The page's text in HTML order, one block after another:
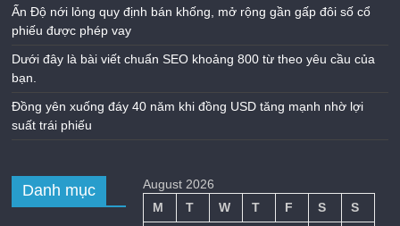
Ấn Độ nới lỏng quy định bán khống, mở rộng gần gấp đôi số cổ
phiếu được phép vay
Dưới đây là bài viết chuẩn SEO khoảng 800 từ theo yêu cầu của
bạn.
Đồng yên xuống đáy 40 năm khi đồng USD tăng mạnh nhờ lợi
suất trái phiếu
Danh mục
August 2026
M
T W T F S
S